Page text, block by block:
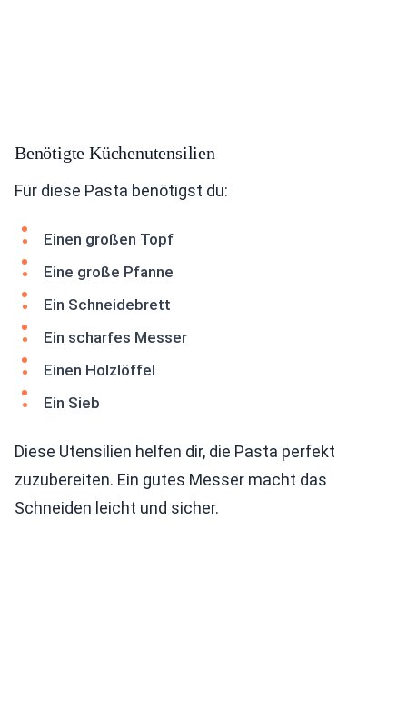
Benötigte Küchenutensilien
Für diese Pasta benötigst du:
Einen großen Topf
Eine große Pfanne
Ein Schneidebrett
Ein scharfes Messer
Einen Holzlöffel
Ein Sieb
Diese Utensilien helfen dir, die Pasta perfekt
zuzubereiten. Ein gutes Messer macht das
Schneiden leicht und sicher.